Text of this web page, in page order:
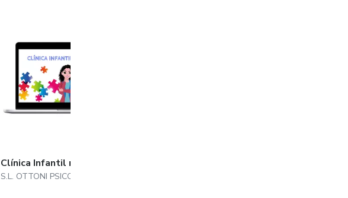
Clínica Infantil na Prática
S.L. OTTONI PSICOLOGIA